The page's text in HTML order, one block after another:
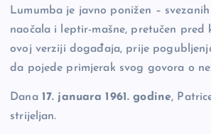
Lumumba je javno ponižen –
naočala i leptir-mašne, pretučen pred
ovoj verziji događaja, prije
da pojede primjerak svog govora o
Dana 17. januara 1961. godine,
strijeljan.